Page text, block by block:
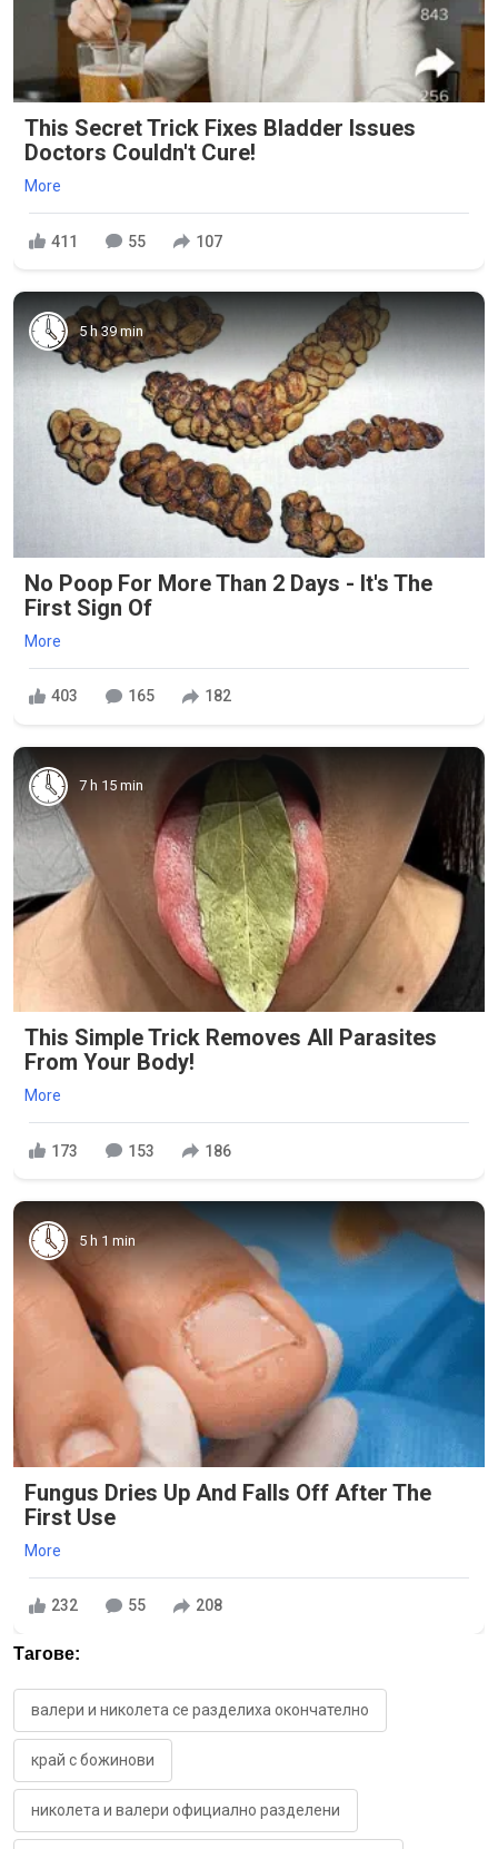
This Secret Trick Fixes Bladder Issues
Doctors Couldn't Cure!
More
411 55 107
5 h 39 min
No Poop For More Than 2 Days - It's The
First Sign Of
More
403 165 182
7 h 15 min
This Simple Trick Removes All Parasites
From Your Body!
More
173 153 186
5 h 1 min
Fungus Dries Up And Falls Off After The
First Use
More
232 55 208
Тагове:
валери и николета се разделиха окончателно
край с божинови
николета и валери официално разделени